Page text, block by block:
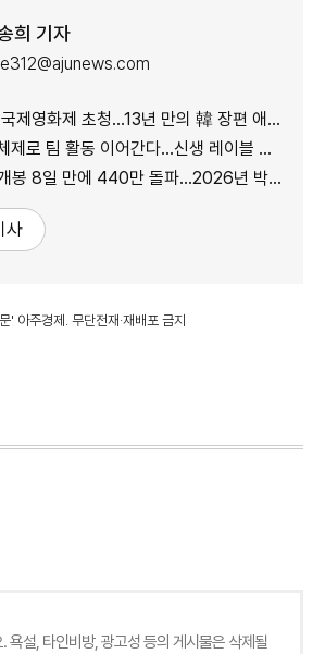
희 기자
제영화제 초청…13년 만의 韓 장편 애니
팀 활동 이어간다…신생 레이블 계약 완료
일 만에 440만 돌파…2026년 박스오피스 TOP3
사
아주경제. 무단전재·재배포 금지